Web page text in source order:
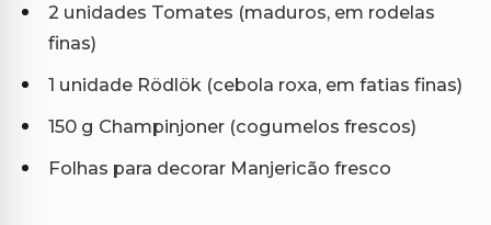
2 unidades Tomates (maduros, em rodelas
finas)
1 unidade Rödlök (cebola roxa, em fatias finas)
150 g Champinjoner (cogumelos frescos)
Folhas para decorar Manjericão fresco